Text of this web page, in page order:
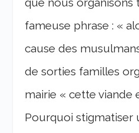
fameuse phrase : «
cause des
de sorties familles
mairie « cette viande
Pourquoi stigmatiser